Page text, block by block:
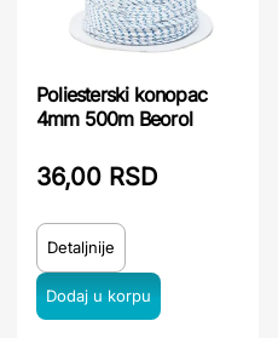
Poliesterski konopac
4mm 500m Beorol
36,00 RSD
Detaljnije